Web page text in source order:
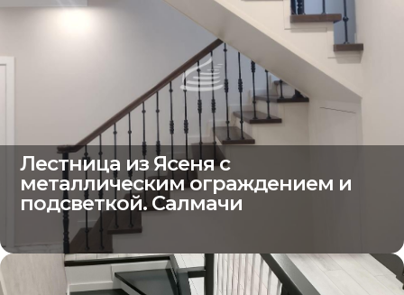
Лестница из Ясеня с
металлическим ограждением и
подсветкой. Салмачи